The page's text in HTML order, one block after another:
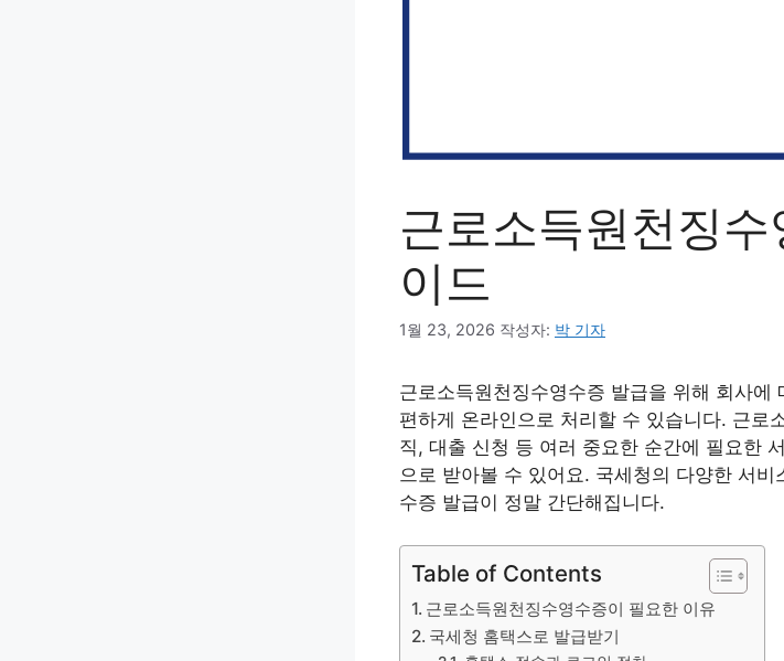
근로소득원천징
이드
1월 23, 2026 작성자: 박 기자
근로소득원천징수영수증 발급을 위해 회사에
편하게 온라인으로 처리할 수 있습니다. 근로
직, 대출 신청 등 여러 중요한 순간에 필요한
으로 받아볼 수 있어요. 국세청의 다양한 서
수증 발급이 정말 간단해집니다.
Table of Contents
근로소득원천징수영수증이 필요한 이유
국세청 홈택스로 발급받기